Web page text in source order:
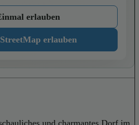
erlauben
erlauben
und charmantes Dorf im